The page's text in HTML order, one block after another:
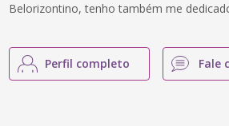
Belorizontino, tenho também me
Perfil completo Fale